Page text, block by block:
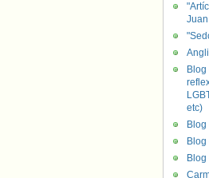
etc)